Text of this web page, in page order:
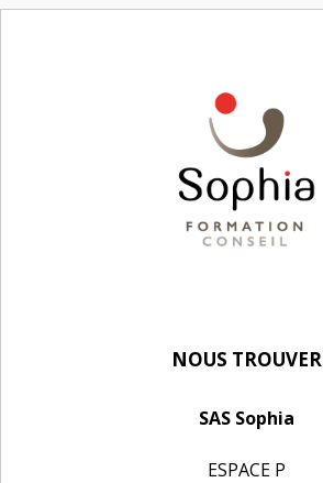
NOUS TROUVER
SAS Sophia
ESPACE P